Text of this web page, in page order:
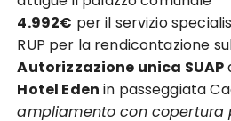
4.992€ per il servizio
RUP per la rendicontazione
Autorizzazione unica SUAP
Hotel Eden in passeggiata
ampliamento con copertura